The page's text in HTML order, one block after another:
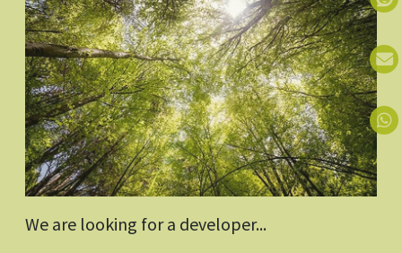
We are looking for a developer...